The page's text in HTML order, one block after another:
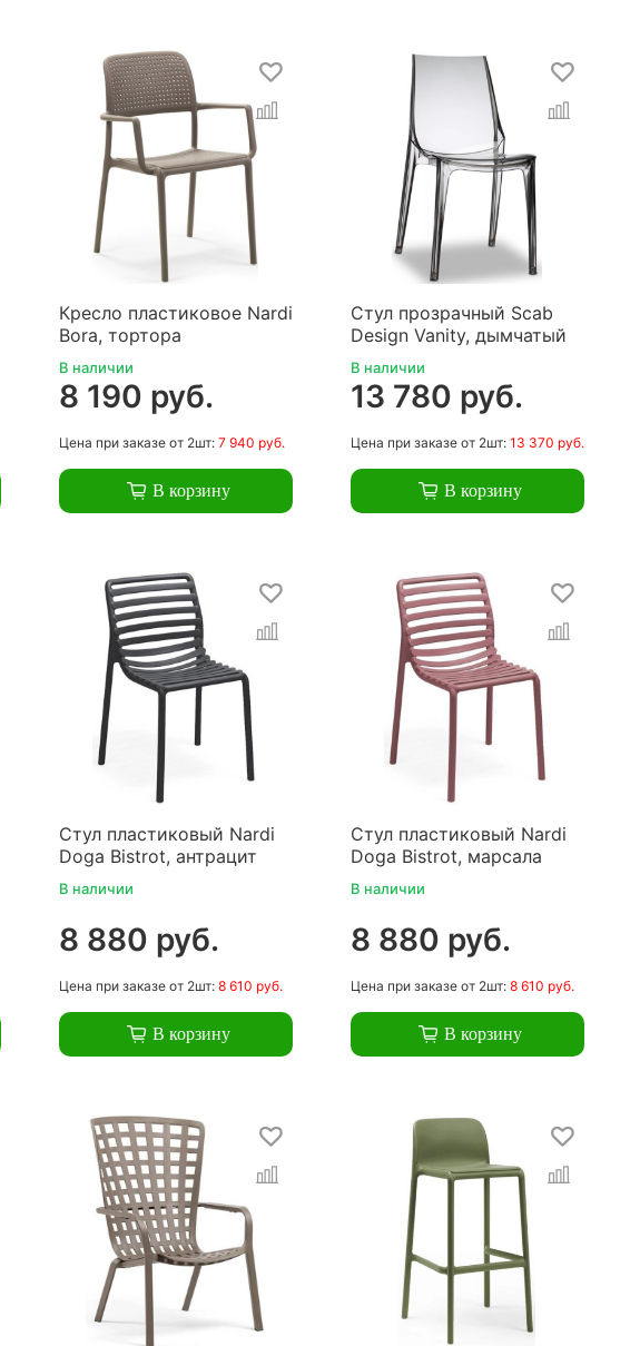
Кресло пластиковое Nardi
Bora, тортора
В наличии
8 190 руб.
Цена при заказеот 2шт: 7 940 руб.
В корзину
Стул прозрачный Scab
Design Vanity, дымчатый
В наличии
13 780 руб.
Цена при заказеот 2шт: 13 370 руб.
В корзину
Стул пластиковый Nardi
Doga Bistrot, антрацит
В наличии
8 880 руб.
Цена при заказеот 2шт: 8 610 руб.
В корзину
Стул пластиковый Nardi
Doga Bistrot, марсала
В наличии
8 880 руб.
Цена при заказеот 2шт: 8 610 руб.
В корзину